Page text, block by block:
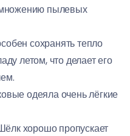
пылевых
сохранять тепло
летом, что делает его
одеяла очень лёгкие
хорошо пропускает